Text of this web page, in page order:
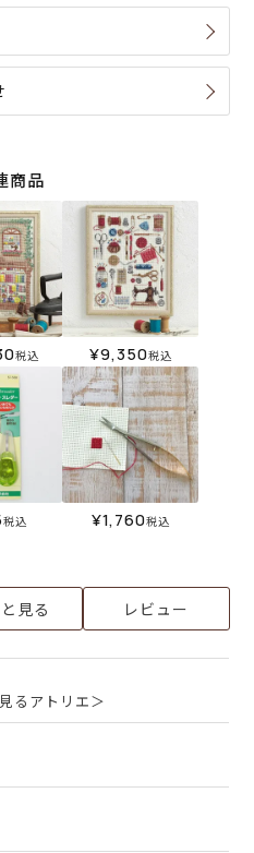
商品
税込 ¥9,350税込
税込 ¥1,760税込
見る レビュー
るアトリエ＞